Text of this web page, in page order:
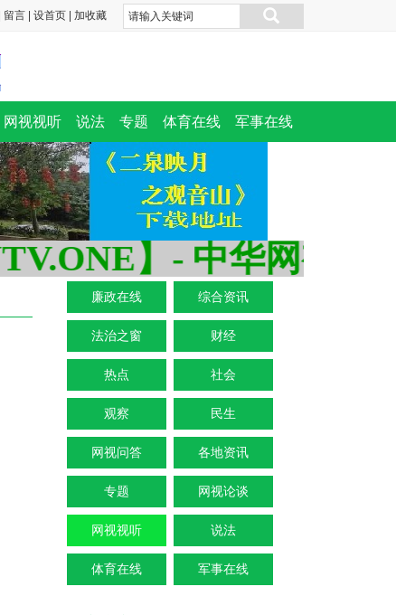
留言 设首页 加收藏
网视视听 说法 专题 体育在线 军事在线
】- 中华网视台
廉政在线 综合资讯
法治之窗 财经
热点 社会
观察 民生
网视问答 各地资讯
专题 网视论谈
网视视听 说法
体育在线 军事在线